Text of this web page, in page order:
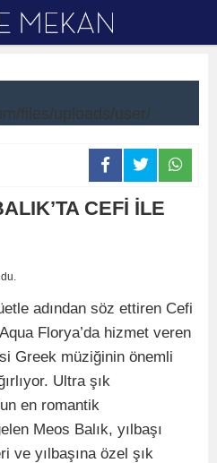
CEFİ İLE
adından söz ettiren Cefi
Florya’da hizmet veren
Greek müziğinin önemli
Ultra şık
en romantik
Meos Balık, yılbaşı
ve yılbaşına özel şık